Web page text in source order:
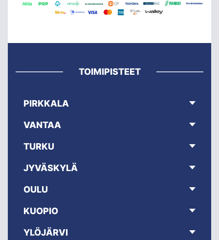
TOIMIPISTEET
PIRKKALA
VANTAA
TURKU
JYVÄSKYLÄ
OULU
KUOPIO
YLÖJÄRVI